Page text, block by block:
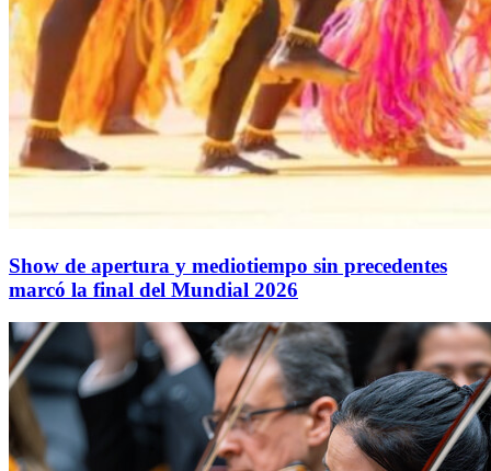
Show de apertura y mediotiempo sin precedentes
marcó la final del Mundial 2026